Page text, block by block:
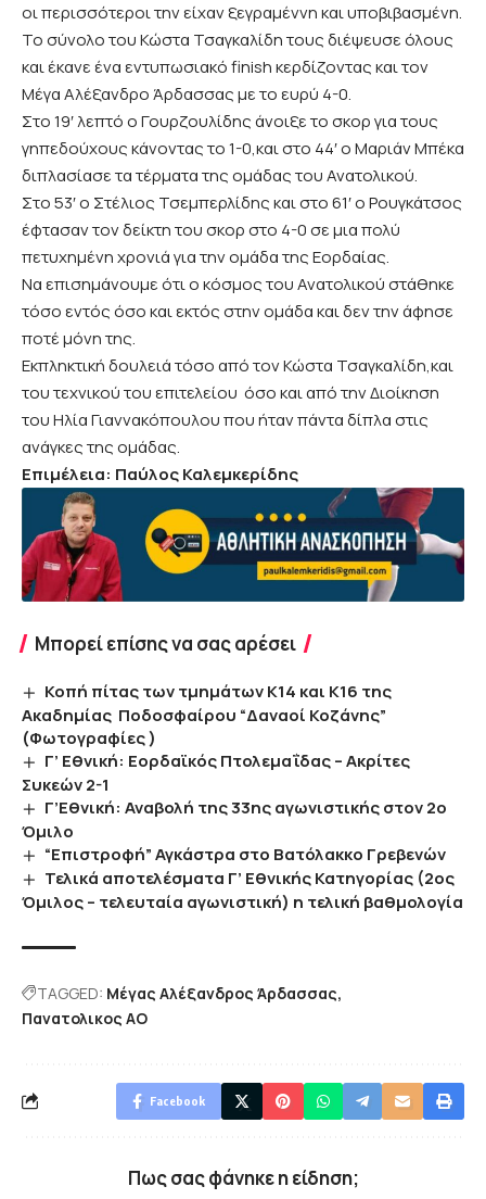
οι περισσότεροι την είχαν ξεγραμέννη και υποβιβασμένη.
Το σύνολο του Κώστα Τσαγκαλίδη τους διέψευσε όλους
και έκανε ένα εντυπωσιακό finish κερδίζοντας και τον
Μέγα Αλέξανδρο Άρδασσας με το ευρύ 4-0.
Στο 19′ λεπτό ο Γουρζουλίδης άνοιξε το σκορ για τους
γηπεδούχους κάνοντας το 1-0,και στο 44′ ο Μαριάν Μπέκα
διπλασίασε τα τέρματα της ομάδας του Ανατολικού.
Στο 53′ ο Στέλιος Τσεμπερλίδης και στο 61′ ο Ρουγκάτσος
έφτασαν τον δείκτη του σκορ στο 4-0 σε μια πολύ
πετυχημένη χρονιά για την ομάδα της Εορδαίας.
Να επισημάνουμε ότι ο κόσμος του Ανατολικού στάθηκε
τόσο εντός όσο και εκτός στην ομάδα και δεν την άφησε
ποτέ μόνη της.
Εκπληκτική δουλειά τόσο από τον Κώστα Τσαγκαλίδη,και
του τεχνικού του επιτελείου όσο και από την Διοίκηση
του Ηλία Γιαννακόπουλου που ήταν πάντα δίπλα στις
ανάγκες της ομάδας.
Επιμέλεια: Παύλος Καλεμκερίδης
Μπορεί επίσης να σας αρέσει
Κοπή πίτας των τμημάτων Κ14 και Κ16 της
Ακαδημίας Ποδοσφαίρου “Δαναοί Κοζάνης”
(Φωτογραφίες )
Γ’ Εθνική: Εορδαϊκός Πτολεμαΐδας – Ακρίτες
Συκεών 2-1
Γ’Εθνική: Αναβολή της 33ης αγωνιστικής στον 2ο
Όμιλο
“Επιστροφή” Αγκάστρα στο Βατόλακκο Γρεβενών
Τελικά αποτελέσματα Γ’ Εθνικής Κατηγορίας (2ος
Όμιλος – τελευταία αγωνιστική) η τελική βαθμολογία
TAGGED: Μέγας Αλέξανδρος Άρδασσας
Πανατολικος ΑΟ
Facebook
Πως σας φάνηκε η είδηση;